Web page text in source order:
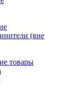
(вне
товары